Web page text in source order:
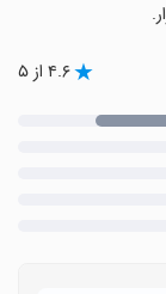
۴.۶ از ۵